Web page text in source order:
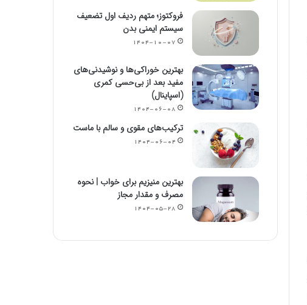
فروکتوز؛ متهم ردیف اول تضعیف
سیستم ایمنی بدن
۱۴۰۴-۱۰-۰۷
بهترین خوراکی‌ها و نوشیدنی‌های
مفید بعد از بی‌حسی کمری
(اسپاینال)
۱۴۰۴-۰۶-۰۸
ترکیب‌های مقوی و سالم با ماست
۱۴۰۴-۰۶-۰۴
بهترین منیزیم برای خواب | نحوه
مصرف و مقدار مجاز
۱۴۰۴-۰۵-۲۸